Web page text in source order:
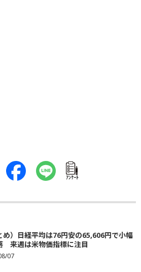
ｱﾝｹｰﾄ
め）日経平均は76円安の65,606円で小幅
来週は米物価指標に注目
07